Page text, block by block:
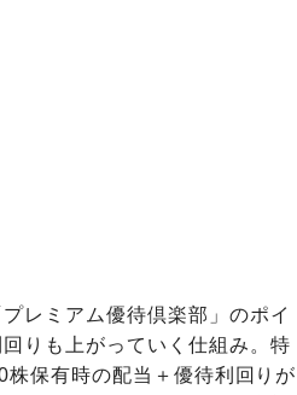
レミアム優待倶楽部」のポイ
りも上がっていく仕組み。特
保有時の配当＋優待利回りが